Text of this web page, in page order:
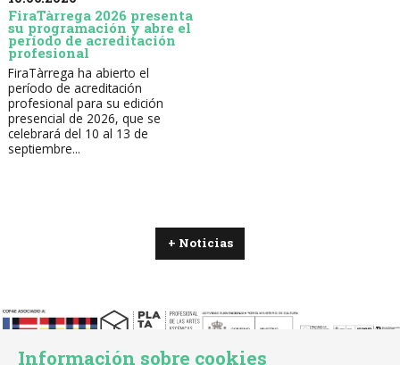
FiraTàrrega 2026 presenta
su programación y abre el
período de acreditación
profesional
FiraTàrrega ha abierto el
período de acreditación
profesional para su edición
presencial de 2026, que se
celebrará del 10 al 13 de
septiembre...
+ Noticias
Información sobre cookies